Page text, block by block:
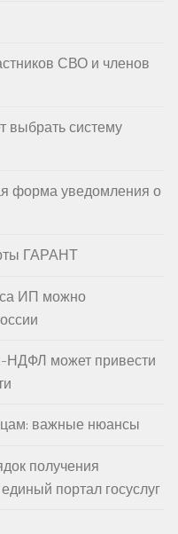
СВО и членов
систему
форма уведомления о
ГАРАНТ
ИП можно
НДФЛ может привести
важные нюансы
получения
портал госуслуг